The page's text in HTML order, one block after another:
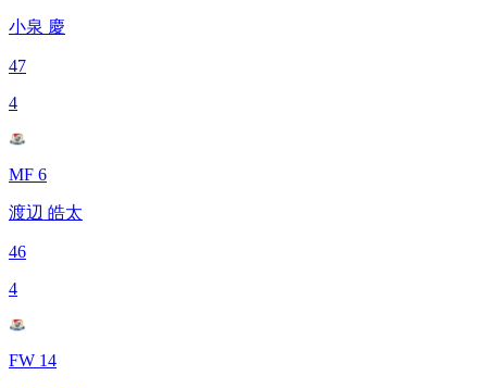
小泉 慶
47
4
MF 6
渡辺 皓太
46
4
FW 14